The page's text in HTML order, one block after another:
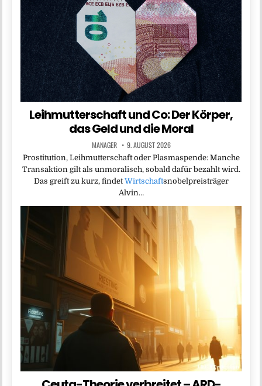
Leihmutterschaft und Co: Der Körper,
das Geld und die Moral
MANAGER 9. AUGUST 2026
Prostitution, Leihmutterschaft oder Plasmaspende: Manche
Transaktion gilt als unmoralisch, sobald dafür bezahlt wird.
Das greift zu kurz, findetWirtschaftsnobelpreisträger
Alvin…